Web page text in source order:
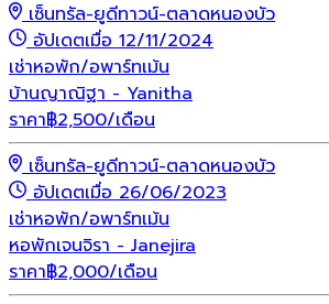
เซ็นทรัล-ยูดีทาวน์-ตลาดหนองบัว
อัปเดตเมื่อ 12/11/2024
เช่าหอพัก/อพาร์ทเม้น
บ้านญาณิฐา - Yanitha
ราคา฿2,500/เดือน
เซ็นทรัล-ยูดีทาวน์-ตลาดหนองบัว
อัปเดตเมื่อ 26/06/2023
เช่าหอพัก/อพาร์ทเม้น
หอพักเจนจิรา - Janejira
ราคา฿2,000/เดือน